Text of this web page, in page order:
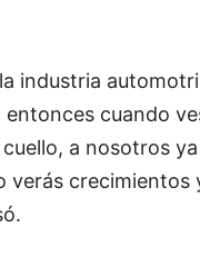
industria
cuando
a nosotros
verás crecimientos